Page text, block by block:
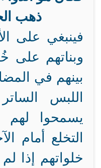
ذهب
فينبغي على
وبناتهم على
بينهم في
اللبس
يسمحوا
التخلع أمام
خلواتهم إذا